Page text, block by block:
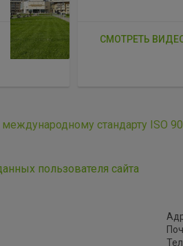
СМОТРЕТЬ
стандарту ISO
пользователя сайта